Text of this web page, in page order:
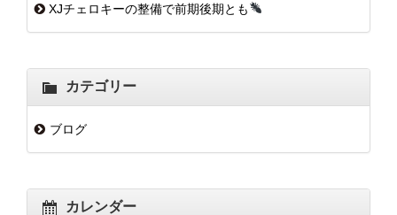
XJチェロキーの整備で前期後期とも
カテゴリー
ブログ
カレンダー